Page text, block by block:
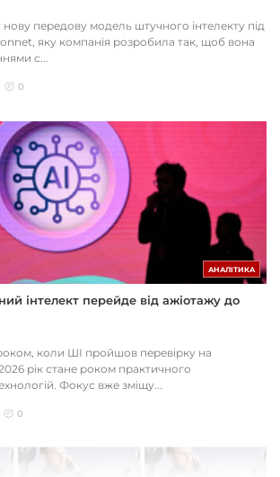
передову модель штучного інтелекту під
яку компанія розробила так, щоб вона
с...
0
АНАЛІТИКА
інтелект перейде від ажіотажу до
коли ШІ пройшов перевірку на
рік стане роком практичного
Фокус вже зміщу...
0